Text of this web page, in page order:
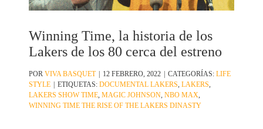
Winning Time, la historia de los
Lakers de los 80 cerca del estreno
PORVIVA BASQUET | 12 FEBRERO, 2022 | CATEGORÍAS:LIFE
STYLE | ETIQUETAS:DOCUMENTAL LAKERS ,LAKERS
LAKERS SHOW TIME ,MAGIC JOHNSON ,NBO MAX
WINNING TIME THE RISE OF THE LAKERS DINASTY